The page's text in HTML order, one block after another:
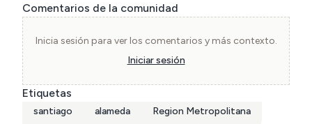
Comentarios de la comunidad
Inicia sesión para ver los comentarios y más contexto.
Iniciar sesión
Etiquetas
santiago alameda
Region Metropolitana